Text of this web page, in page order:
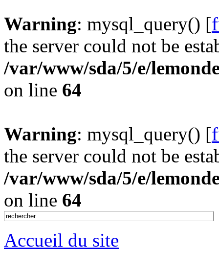
Warning: mysql_query() [
the server could not be
/var/www/sda/5/e/
on line 64
Warning: mysql_query() [
the server could not be
/var/www/sda/5/e/
on line 64
Accueil du site